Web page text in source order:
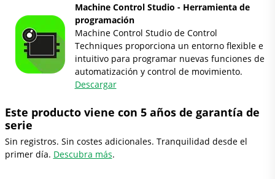
Machine Control Studio - Herramienta de
programación
Machine Control Studio de Control
Techniques proporciona un entorno flexible e
intuitivo para programar nuevas funciones de
automatización y control de movimiento.
Descargar
Este producto viene con 5 años de garantía de
serie
Sin registros. Sin costes adicionales. Tranquilidad desde el
primer día. Descubra más.